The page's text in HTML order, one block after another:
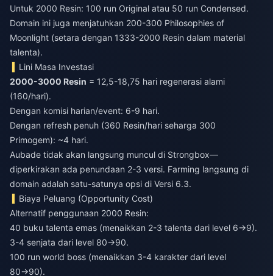
Untuk 2000 Resin: 100 run Original atau 50 run Condensed.
Domain ini juga menjatuhkan 200-300 Philosophies of
Moonlight (setara dengan 1333-2000 Resin dalam material
talenta).
Lini Masa Investasi
2000-3000 Resin = 12,5-18,75 hari regenerasi alami
(160/hari).
Dengan komisi harian/event: 6-9 hari.
Dengan refresh penuh (360 Resin/hari seharga 300
Primogem): ~4 hari.
Aubade tidak akan langsung muncul di Strongbox—
diperkirakan ada penundaan 2-3 versi. Farming langsung di
domain adalah satu-satunya opsi di Versi 6.3.
Biaya Peluang (Opportunity Cost)
Alternatif penggunaan 2000 Resin:
40 buku talenta emas (menaikkan 2-3 talenta dari level 6→9).
3-4 senjata dari level 80→90.
100 run world boss (menaikkan 3-4 karakter dari level
80→90).